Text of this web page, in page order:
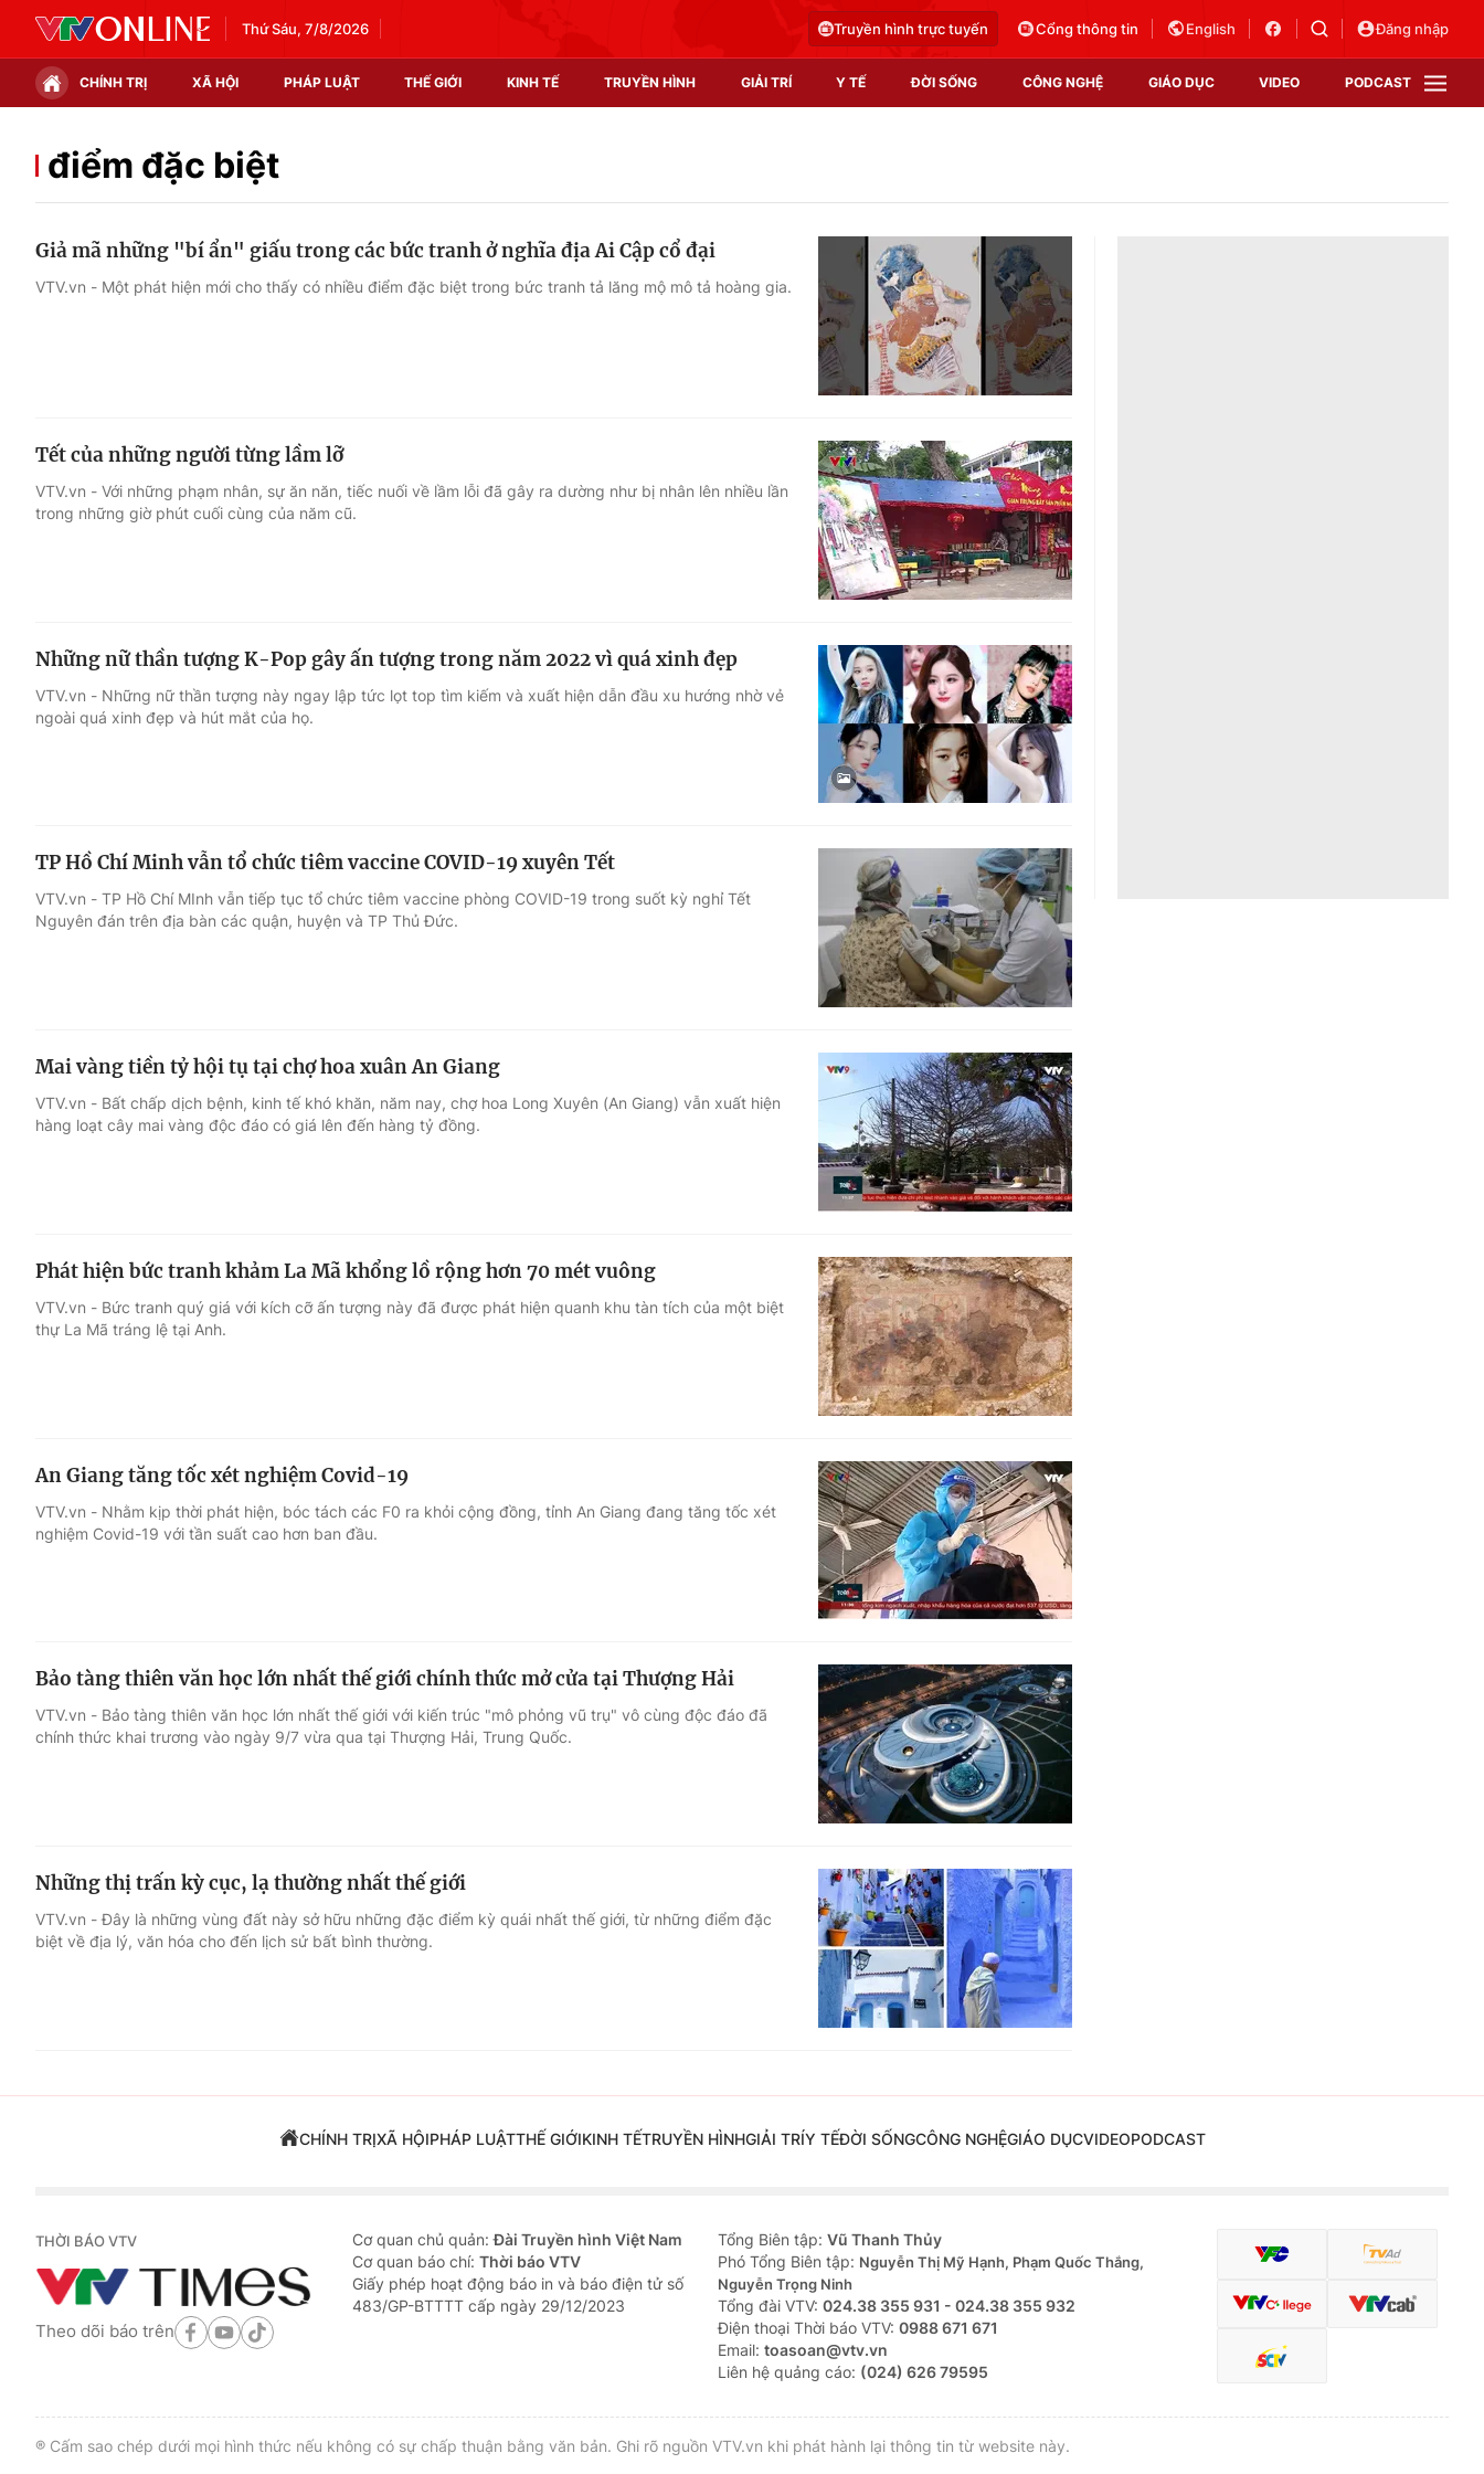
Thứ Sáu, 7/8/2026 Truyền hình trực tuyến Cổng thông tin English Đăng nhập
CHÍNH TRỊ XÃ HỘI PHÁP LUẬT THẾ GIỚI KINH TẾ TRUYỀN HÌNH GIẢI TRÍ Y TẾ ĐỜI SỐNG CÔNG NGHỆ GIÁO DỤC VIDEO PODCAST
Chính trị
Video
Shorts video
Podcast
EMagazine
Photo
Infographic
Góc ảnh
Điện ảnh
Âm nhạc
Sao
Du lịch
Làm đẹp
Chất lượng cuộc sống
Tuyển sinh
Học trực tuyến
Công nghệ
Hitech Công nghệ tương lai
Sản phẩm
Thị trường
Tư vấn
VTV Sức khoẻ
điểm đặc biệt
Giả mã những "bí ẩn" giấu trong các bức tranh ở nghĩa địa Ai Cập cổ đại
VTV.vn - Một phát hiện mới cho thấy có nhiều điểm đặc biệt trong bức tranh tả lăng mộ mô tả hoàng gia.
Tết của những người từng lầm lỡ
VTV.vn - Với những phạm nhân, sự ăn năn, tiếc nuối về lầm lỗi đã gây ra dường như bị nhân lên nhiều lần
trong những giờ phút cuối cùng của năm cũ.
Những nữ thần tượng K-Pop gây ấn tượng trong năm 2022 vì quá xinh đẹp
VTV.vn - Những nữ thần tượng này ngay lập tức lọt top tìm kiếm và xuất hiện dẫn đầu xu hướng nhờ vẻ
ngoài quá xinh đẹp và hút mắt của họ.
TP Hồ Chí Minh vẫn tổ chức tiêm vaccine COVID-19 xuyên Tết
VTV.vn - TP Hồ Chí MInh vẫn tiếp tục tổ chức tiêm vaccine phòng COVID-19 trong suốt kỳ nghỉ Tết
Nguyên đán trên địa bàn các quận, huyện và TP Thủ Đức.
Mai vàng tiền tỷ hội tụ tại chợ hoa xuân An Giang
VTV.vn - Bất chấp dịch bệnh, kinh tế khó khăn, năm nay, chợ hoa Long Xuyên (An Giang) vẫn xuất hiện
hàng loạt cây mai vàng độc đáo có giá lên đến hàng tỷ đồng.
Phát hiện bức tranh khảm La Mã khổng lồ rộng hơn 70 mét vuông
VTV.vn - Bức tranh quý giá với kích cỡ ấn tượng này đã được phát hiện quanh khu tàn tích của một biệt
thự La Mã tráng lệ tại Anh.
An Giang tăng tốc xét nghiệm Covid-19
VTV.vn - Nhằm kịp thời phát hiện, bóc tách các F0 ra khỏi cộng đồng, tỉnh An Giang đang tăng tốc xét
nghiệm Covid-19 với tần suất cao hơn ban đầu.
Bảo tàng thiên văn học lớn nhất thế giới chính thức mở cửa tại Thượng Hải
VTV.vn - Bảo tàng thiên văn học lớn nhất thế giới với kiến trúc "mô phỏng vũ trụ" vô cùng độc đáo đã
chính thức khai trương vào ngày 9/7 vừa qua tại Thượng Hải, Trung Quốc.
Những thị trấn kỳ cục, lạ thường nhất thế giới
VTV.vn - Đây là những vùng đất này sở hữu những đặc điểm kỳ quái nhất thế giới, từ những điểm đặc
biệt về địa lý, văn hóa cho đến lịch sử bất bình thường.
CHÍNH TRỊXÃ HỘIPHÁP LUẬTTHẾ GIỚIKINH TẾTRUYỀN HÌNHGIẢI TRÍY TẾĐỜI SỐNGCÔNG NGHỆGIÁO DỤCVIDEOPODCAST
THỜI BÁO VTV
Theo dõi báo trên
Cơ quan chủ quản:Đài Truyền hình Việt Nam
Cơ quan báo chí: Thời báo VTV
Giấy phép hoạt động báo in và báo điện tử số
483/GP-BTTTT cấp ngày 29/12/2023
Tổng Biên tập: Vũ Thanh Thủy
Phó Tổng Biên tập: Nguyễn Thị Mỹ Hạnh, Phạm Quốc Thắng,
Nguyễn Trọng Ninh
Tổng đài VTV: 024.38 355 931 - 024.38 355 932
Ðiện thoại Thời báo VTV: 0988 671 671
Email: toasoan@vtv.vn
Liên hệ quảng cáo: (024) 626 79595
® Cấm sao chép dưới mọi hình thức nếu không có sự chấp thuận bằng văn bản. Ghi rõ nguồn VTV.vn khi phát hành lại thông tin từ website này.